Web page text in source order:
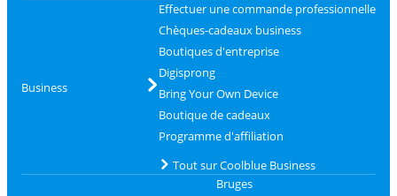
Business
Effectuer une commande professionnelle
Chèques-cadeaux business
Boutiques d'entreprise
Digisprong
Bring Your Own Device
Boutique de cadeaux
Programme d'affiliation
Tout sur Coolblue Business
Bruges